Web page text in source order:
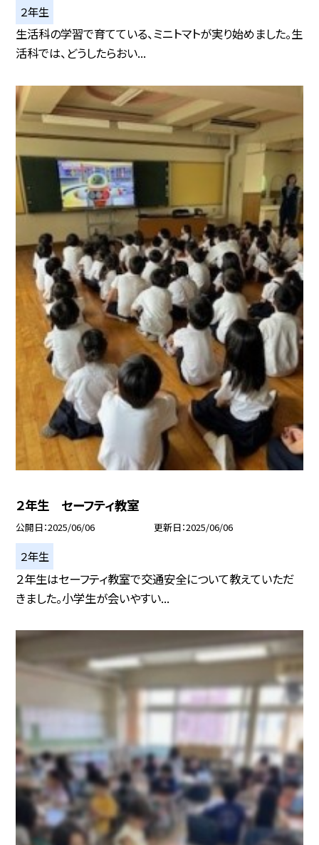
２年生
生活科の学習で育てている、ミニトマトが実り始めました。生
活科では、どうしたらおい...
２年生 セーフティ教室
公開日 2025/06/06 更新日 2025/06/06
２年生
２年生はセーフティ教室で交通安全について教えていただ
きました。小学生が会いやすい...